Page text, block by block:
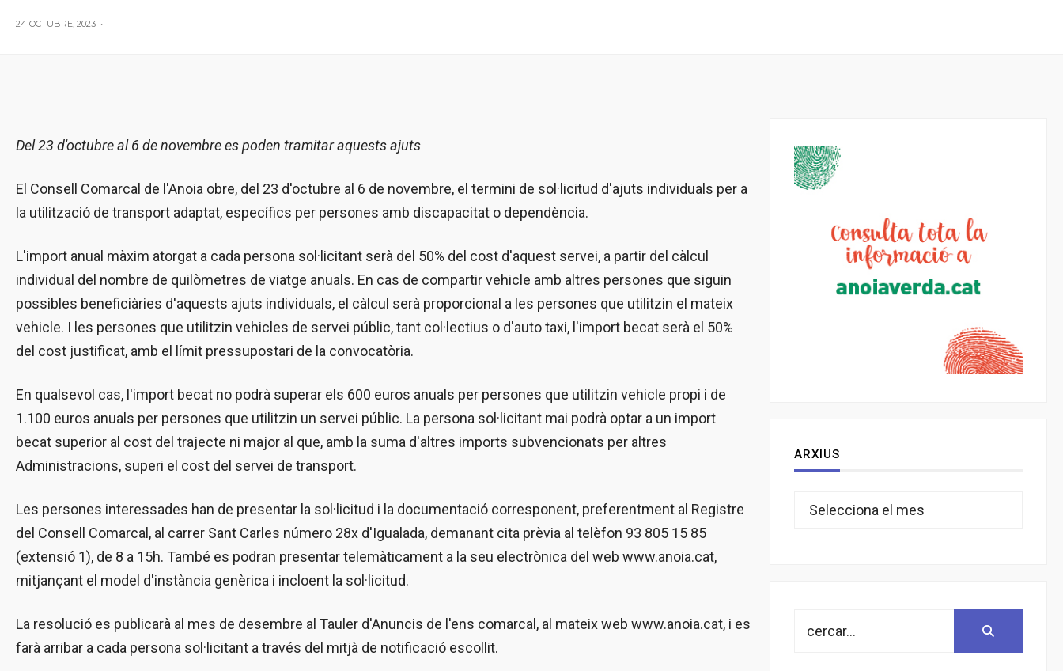
24 OCTUBRE, 2023 •
Del 23 d'octubre al 6 de novembre es poden tramitar aquests ajuts
El Consell Comarcal de l'Anoia obre, del 23 d'octubre al 6 de novembre, el termini de sol·licitud d'ajuts individuals per a
la utilització de transport adaptat, específics per persones amb discapacitat o dependència.
L'import anual màxim atorgat a cada persona sol·licitant serà del 50% del cost d'aquest servei, a partir del càlcul
individual del nombre de quilòmetres de viatge anuals. En cas de compartir vehicle amb altres persones que siguin
possibles beneficiàries d'aquests ajuts individuals, el càlcul serà proporcional a les persones que utilitzin el mateix
vehicle. I les persones que utilitzin vehicles de servei públic, tant col·lectius o d'auto taxi, l'import becat serà el 50%
del cost justificat, amb el límit pressupostari de la convocatòria.
En qualsevol cas, l'import becat no podrà superar els 600 euros anuals per persones que utilitzin vehicle propi i de
1.100 euros anuals per persones que utilitzin un servei públic. La persona sol·licitant mai podrà optar a un import
becat superior al cost del trajecte ni major al que, amb la suma d'altres imports subvencionats per altres
Administracions, superi el cost del servei de transport.
Les persones interessades han de presentar la sol·licitud i la documentació corresponent, preferentment al Registre
del Consell Comarcal, al carrer Sant Carles número 28x d'Igualada, demanant cita prèvia al telèfon 93 805 15 85
(extensió 1), de 8 a 15h. També es podran presentar telemàticament a la seu electrònica del web www.anoia.cat,
mitjançant el model d'instància genèrica i incloent la sol·licitud.
La resolució es publicarà al mes de desembre al Tauler d'Anuncis de l'ens comarcal, al mateix web www.anoia.cat, i es
farà arribar a cada persona sol·licitant a través del mitjà de notificació escollit.
ARXIUS